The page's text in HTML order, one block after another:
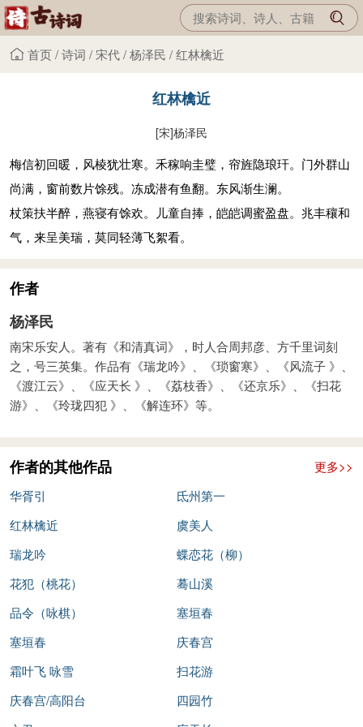
首页/诗词 / 宋代/杨泽民 /红林檎近
红林檎近
[宋]杨泽民
梅信初回暖，风棱犹壮寒。禾稼响圭璧，帘旌隐琅玕。门外群山
尚满，窗前数片馀残。冻成潜有鱼翻。东风渐生澜。
杖策扶半醉，燕寝有馀欢。儿童自捧，皑皑调蜜盈盘。兆丰穰和
气，来呈美瑞，莫同轻薄飞絮看。
作者
杨泽民
南宋乐安人。著有《和清真词》，时人合周邦彦、方千里词刻
之，号三英集。作品有《瑞龙吟》、《琐窗寒》、《风流子 》、
《渡江云》、《应天长 》、《荔枝香》、《还京乐》、《扫花
游》、《玲珑四犯 》、《解连环》等。
作者的其他作品
更多>>
华胥引
氐州第一
红林檎近
虞美人
瑞龙吟
蝶恋花（柳）
花犯（桃花）
蓦山溪
品令（咏棋）
塞垣春
塞垣春
庆春宫
霜叶飞 咏雪
扫花游
庆春宫/高阳台
四园竹